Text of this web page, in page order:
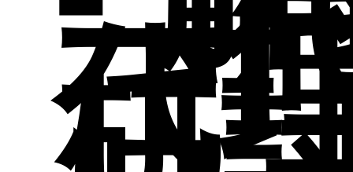
碩
獎
代